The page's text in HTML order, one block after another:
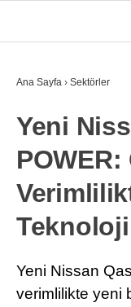
GÜNDEM
EKONOMI
FINANS
BORSA
KRIPTO
SEKTÖRLER
Ana Sayfa › Sektörler
Yeni
Teknoloji
Yeni Nissan
verimlilikte yeni